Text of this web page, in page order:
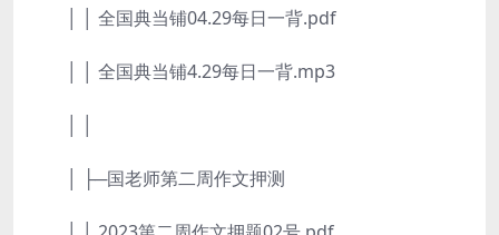
│ │ 全国典当铺04.29每日一背.pdf
│ │ 全国典当铺4.29每日一背.mp3
│ ├─国老师第二周作文押测